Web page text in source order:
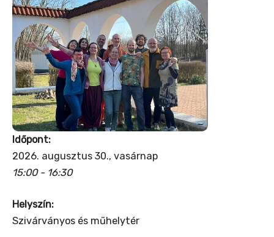
Időpont:
2026. augusztus 30., vasárnap
15:00 - 16:30
Helyszín:
Szivárványos és műhelytér